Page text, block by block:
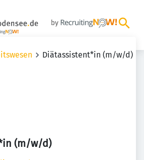
Diätassistent*in (m/w/d)
(m/w/d)